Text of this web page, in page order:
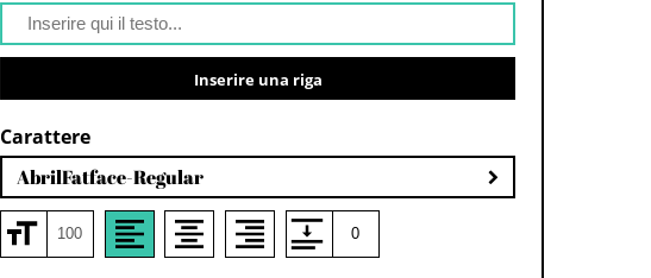
Inserire una riga
Carattere
AbrilFatface-Regular